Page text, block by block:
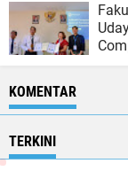
KOMENTAR
TERKINI